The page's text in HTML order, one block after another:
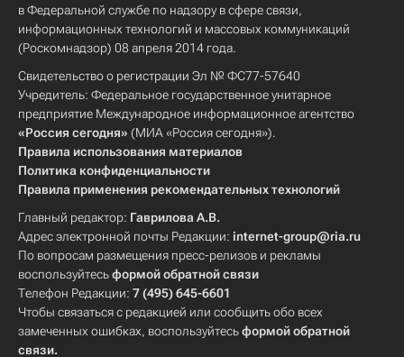
в Федеральной службе по надзору в сфере связи,
информационных технологий и массовых коммуникаций
(Роскомнадзор) 08 апреля 2014 года.
Свидетельство о регистрации Эл № ФС77-57640
Учредитель: Федеральное государственное унитарное
предприятие Международное информационное агентство
«Россия сегодня» (МИА «Россия сегодня»).
Правила использования материалов
Политика конфиденциальности
Правила применения рекомендательных технологий
Главный редактор: Гаврилова А.В.
Адрес электронной почты Редакции: internet-group@ria.ru
По вопросам размещения пресс-релизов и рекламы
воспользуйтесьформой обратной связи
Телефон Редакции: 7 (495) 645-6601
Чтобы связаться с редакцией или сообщить обо всех
замеченных ошибках, воспользуйтесьформой обратной
связи.